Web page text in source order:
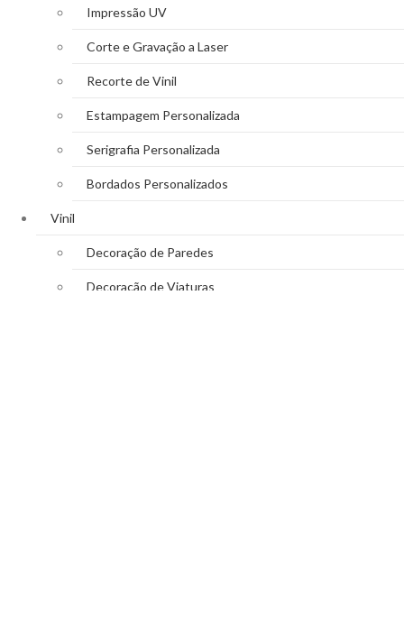
Impressão UV
Corte e Gravação a Laser
Recorte de Vinil
Estampagem Personalizada
Serigrafia Personalizada
Bordados Personalizados
Vinil
Decoração de Paredes
Decoração de Viaturas